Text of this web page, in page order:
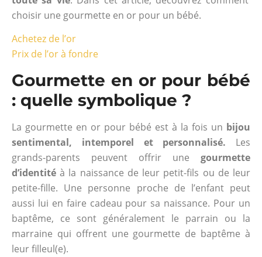
choisir une gourmette en or pour un bébé.
Achetez de l’or
Prix de l’or à fondre
Gourmette en or pour bébé
: quelle symbolique ?
La gourmette en or pour bébé est à la fois un bijou
sentimental, intemporel et personnalisé. Les
grands-parents peuvent offrir une gourmette
d’identité à la naissance de leur petit-fils ou de leur
petite-fille. Une personne proche de l’enfant peut
aussi lui en faire cadeau pour sa naissance. Pour un
baptême, ce sont généralement le parrain ou la
marraine qui offrent une gourmette de baptême à
leur filleul(e).